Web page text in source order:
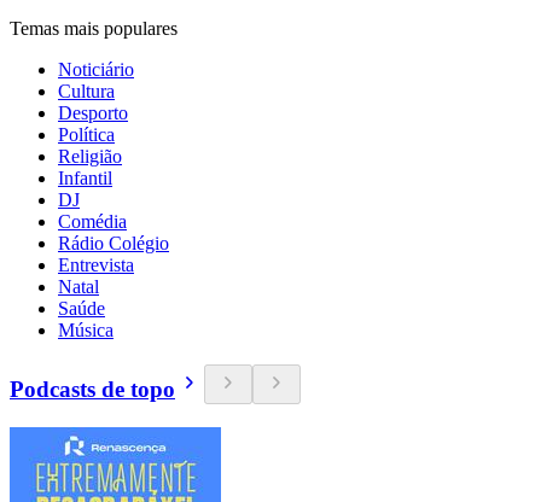
Temas mais populares
Noticiário
Cultura
Desporto
Política
Religião
Infantil
DJ
Comédia
Rádio Colégio
Entrevista
Natal
Saúde
Música
Podcasts de topo